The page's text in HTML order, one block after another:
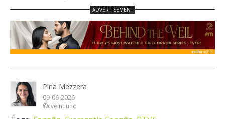
Pina Mezzera
09-06-2026
©cveintiuno